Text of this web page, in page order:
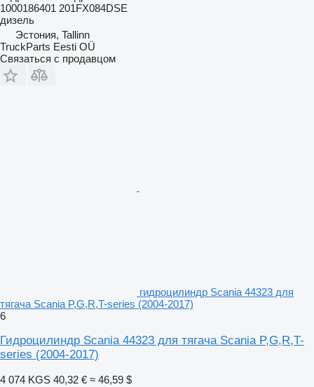
1000186401 201FX084DSE
дизель
Эстония, Tallinn
TruckParts Eesti OÜ
Связаться с продавцом
гидроцилиндр Scania 44323 для
тягача Scania P,G,R,T-series (2004-2017)
6
Гидроцилиндр Scania 44323 для тягача Scania P,G,R,T-
series (2004-2017)
4 074 KGS 40,32 € ≈ 46,59 $